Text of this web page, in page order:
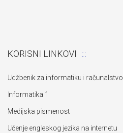
KORISNI LINKOVI
Udžbenik za informatiku i računalstvo
Informatika 1
Medijska pismenost
Učenje engleskog jezika na internetu